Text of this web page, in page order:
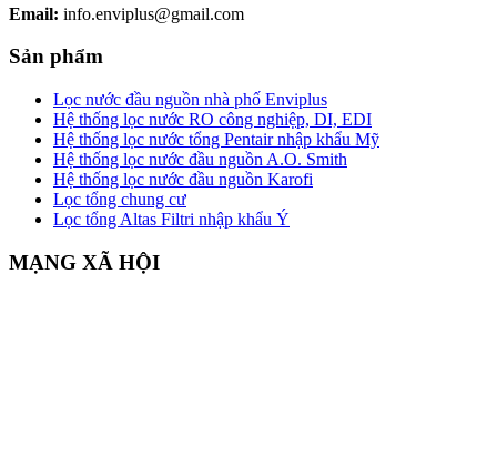
Email: info.enviplus@gmail.com
Sản phẩm
Lọc nước đầu nguồn nhà phố Enviplus
Hệ thống lọc nước RO công nghiệp, DI, EDI
Hệ thống lọc nước tổng Pentair nhập khẩu Mỹ
Hệ thống lọc nước đầu nguồn A.O. Smith
Hệ thống lọc nước đầu nguồn Karofi
Lọc tổng chung cư
Lọc tổng Altas Filtri nhập khẩu Ý
MẠNG XÃ HỘI